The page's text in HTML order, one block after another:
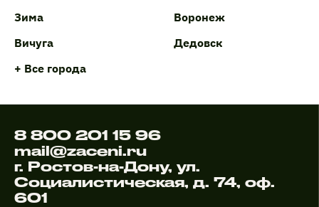
Зима
Воронеж
Вичуга
Дедовск
+ Все города
8 800 201 15 96
mail@zaceni.ru
г. Ростов-на-Дону, ул.
Социалистическая, д. 74, оф.
601